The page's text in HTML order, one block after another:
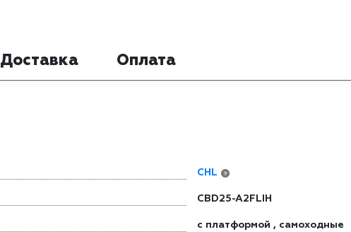
Доставка Оплата
CHL ?
CBD25-A2FLIH
с платформой , самоходные